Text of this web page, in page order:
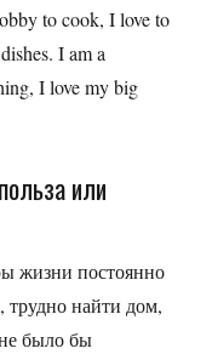
to cook, I love to
I am a
I love my big
или
жизни постоянно
трудно найти дом,
было бы